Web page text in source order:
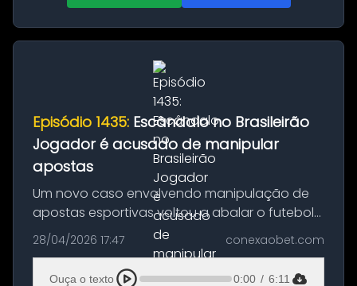
Episódio 1435: Escândalo no Brasileirão
Jogador é acusado de manipular
apostas
Um novo caso envolvendo manipulação de
apostas esportivas voltou a abalar o futebol
brasileiro. A Justiça do Rio Grande do Sul
decidiu aceitar uma denúncia contra o
atacante Ênio, atleta que pertence ...
28/04/2026 17:47 conexaobet.com
Ouça o texto 0:00 / 6:11